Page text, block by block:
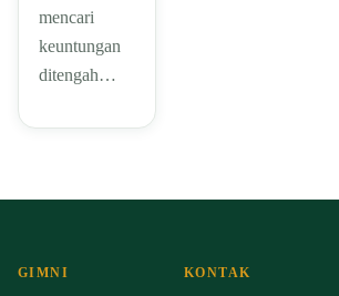
mencari
keuntungan
ditengah…
GIMNI KONTAK